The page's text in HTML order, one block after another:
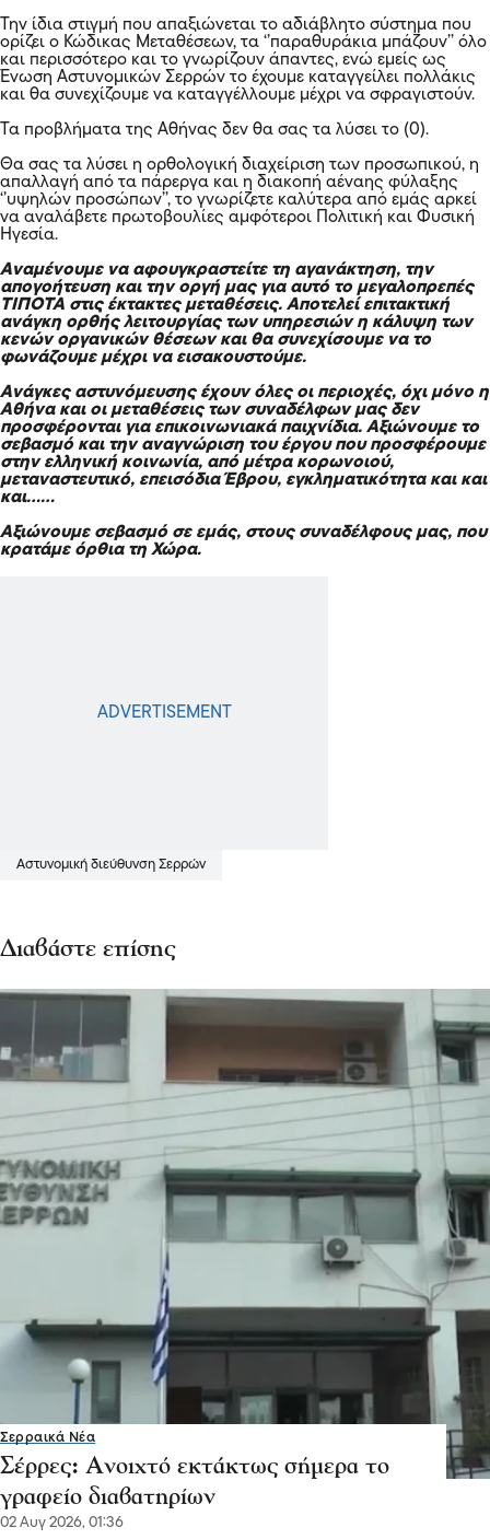
Την ίδια στιγμή που απαξιώνεται το αδιάβλητο σύστημα που
ορίζει ο Κώδικας Μεταθέσεων, τα ‘’παραθυράκια μπάζουν’’ όλο
και περισσότερο και το γνωρίζουν άπαντες, ενώ εμείς ως
Ένωση Αστυνομικών Σερρών το έχουμε καταγγείλει πολλάκις
και θα συνεχίζουμε να καταγγέλλουμε μέχρι να σφραγιστούν.
Τα προβλήματα της Αθήνας δεν θα σας τα λύσει το (0).
Θα σας τα λύσει η ορθολογική διαχείριση των προσωπικού, η
απαλλαγή από τα πάρεργα και η διακοπή αέναης φύλαξης
‘’υψηλών προσώπων’’, το γνωρίζετε καλύτερα από εμάς αρκεί
να αναλάβετε πρωτοβουλίες αμφότεροι Πολιτική και Φυσική
Ηγεσία.
Αναμένουμε να αφουγκραστείτε τη αγανάκτηση, την
απογοήτευση και την οργή μας για αυτό το μεγαλοπρεπές
ΤΙΠΟΤΑ στις έκτακτες μεταθέσεις. Αποτελεί επιτακτική
ανάγκη ορθής λειτουργίας των υπηρεσιών η κάλυψη των
κενών οργανικών θέσεων και θα συνεχίσουμε να το
φωνάζουμε μέχρι να εισακουστούμε.
Ανάγκες αστυνόμευσης έχουν όλες οι περιοχές, όχι μόνο η
Αθήνα και οι μεταθέσεις των συναδέλφων μας δεν
προσφέρονται για επικοινωνιακά παιχνίδια. Αξιώνουμε το
σεβασμό και την αναγνώριση του έργου που προσφέρουμε
στην ελληνική κοινωνία, από μέτρα κορωνοιού,
μεταναστευτικό, επεισόδια Έβρου, εγκληματικότητα και και
και……
Αξιώνουμε σεβασμό σε εμάς, στους συναδέλφους μας, που
κρατάμε όρθια τη Χώρα.
Αστυνομική διεύθυνση Σερρών
Διαβάστε επίσης
Σερραικά Νέα
Σέρρες: Ανοιχτό εκτάκτως σήμερα το
γραφείο διαβατηρίων
02 Αυγ 2026, 01:36